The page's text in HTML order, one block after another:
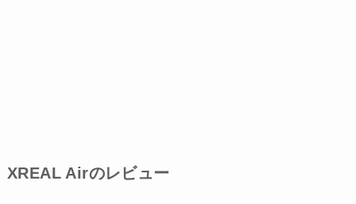
XREAL Airのレビュー